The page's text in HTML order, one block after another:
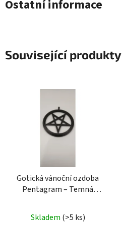
Ostatní informace
Související produkty
Gotická vánoční ozdoba
Pentagram – Temná
Gotická vánoční ozdoba
Pentagram
Skladem (>5 ks)